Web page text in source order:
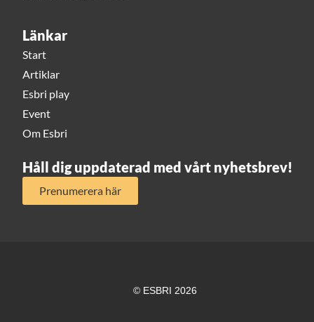
Länkar
Start
Artiklar
Esbri play
Event
Om Esbri
Håll dig uppdaterad med vårt nyhetsbrev!
Prenumerera här
© ESBRI 2026